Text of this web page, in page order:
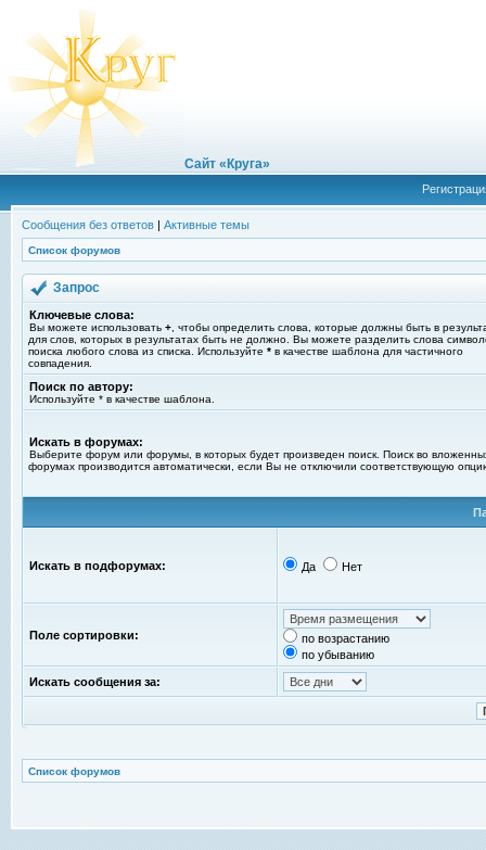
Сайт «Круга»
Сообщения без ответов | Активные темы
Список форумов
Запрос
Ключевые слова:
Вы можете использовать + , чтобы определить слова, которые должны быть в
для слов, которых в результатах быть не должно. Вы можете разделить слова
поиска любого слова из списка. Используйте * в качестве шаблона для частичного
совпадения.
Поиск по автору:
Используйте * в качестве шаблона.
Искать в форумах:
Выберите форум или форумы, в которых будет произведен поиск. Поиск во
форумах производится автоматически, если Вы не отключили соответствующую
Искать в подфорумах: Да Нет
Поле сортировки:
по возрастанию
по убыванию
Искать сообщения за:
Список форумов